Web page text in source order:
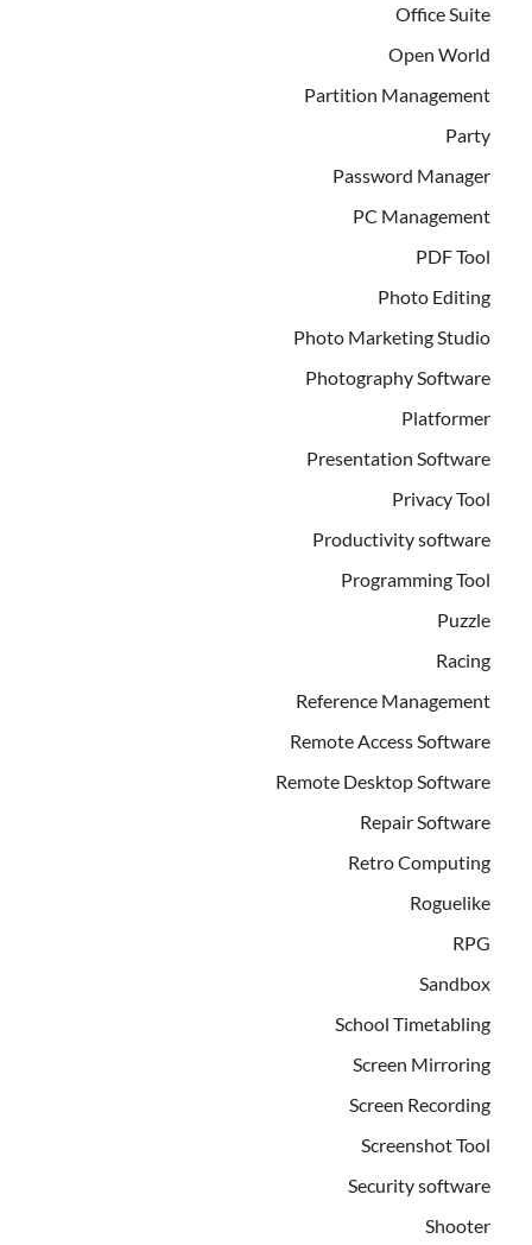
Office Suite
Open World
Partition Management
Party
Password Manager
PC Management
PDF Tool
Photo Editing
Photo Marketing Studio
Photography Software
Platformer
Presentation Software
Privacy Tool
Productivity software
Programming Tool
Puzzle
Racing
Reference Management
Remote Access Software
Remote Desktop Software
Repair Software
Retro Computing
Roguelike
RPG
Sandbox
School Timetabling
Screen Mirroring
Screen Recording
Screenshot Tool
Security software
Shooter